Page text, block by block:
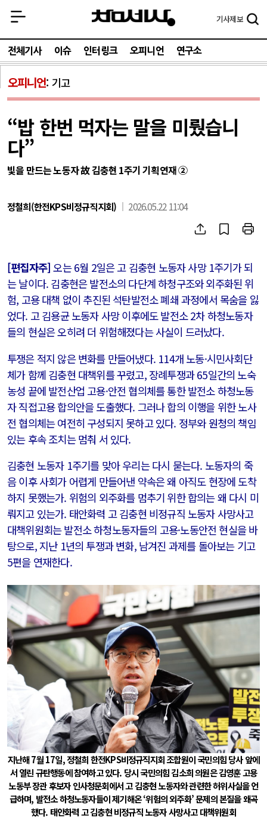
기사제보
전체기사 이슈 인터링크 오피니언 연구소
오피니언 기고
“밥 한번 먹자는 말을 미뤘습니
다”
빛을 만드는 노동자 故 김충현 1주기 기획연재 ②
정철희(한전KPS비정규직지회) 2026.05.22 11:04
[편집자주] 오는 6월 2일은 고 김충현 노동자 사망 1주기가 되
는 날이다. 김충현은 발전소의 다단계 하청구조와 외주화된 위
험, 고용 대책 없이 추진된 석탄발전소 폐쇄 과정에서 목숨을 잃
었다. 고 김용균 노동자 사망 이후에도 발전소 2차 하청노동자
들의 현실은 오히려 더 위험해졌다는 사실이 드러났다.
투쟁은 적지 않은 변화를 만들어냈다. 114개 노동·시민사회단
체가 함께 김충현 대책위를 꾸렸고, 장례투쟁과 65일간의 노숙
농성 끝에 발전산업 고용·안전 협의체를 통한 발전소 하청노동
자 직접고용 합의안을 도출했다. 그러나 합의 이행을 위한 노사
전 협의체는 여전히 구성되지 못하고 있다. 정부와 원청의 책임
있는 후속 조치는 멈춰 서 있다.
김충현 노동자 1주기를 맞아 우리는 다시 묻는다. 노동자의 죽
음 이후 사회가 어렵게 만들어낸 약속은 왜 아직도 현장에 도착
하지 못했는가. 위험의 외주화를 멈추기 위한 합의는 왜 다시 미
뤄지고 있는가. 태안화력 고 김충현 비정규직 노동자 사망사고
대책위원회는 발전소 하청노동자들의 고용·노동안전 현실을 바
탕으로, 지난 1년의 투쟁과 변화, 남겨진 과제를 돌아보는 기고
5편을 연재한다.
지난해 7월 17일, 정철희 한전KPS비정규직지회 조합원이 국민의힘 당사 앞에
서 열린 규탄행동에 참여하고 있다. 당시 국민의힘 김소희 의원은 김영훈 고용
노동부 장관 후보자 인사청문회에서 고 김충현 노동자와 관련한 허위사실을 언
급하며, 발전소 하청노동자들이 제기해온 ‘위험의 외주화’ 문제의 본질을 왜곡
했다. 태안화력 고 김충현 비정규직 노동자 사망사고 대책위원회